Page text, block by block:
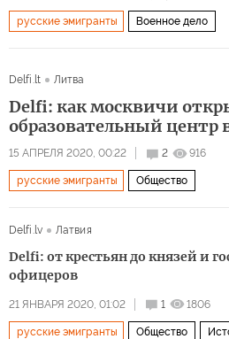
русские эмигранты Военное дело
дискриминация
Delfi.lt Литва
Delfi: как москвичи
образовательный центр
15 АПРЕЛЯ 2020, 00:22 2 916
русские эмигранты Общество
Delfi.lv Латвия
Delfi: от крестьян до князей и
офицеров
21 ЯНВАРЯ 2020, 01:02 1 1806
русские эмигранты Общество